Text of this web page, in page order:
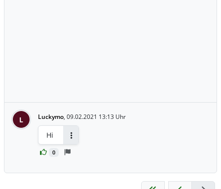
L Luckymo, 09.02.2021 13:13 Uhr
0
Hi